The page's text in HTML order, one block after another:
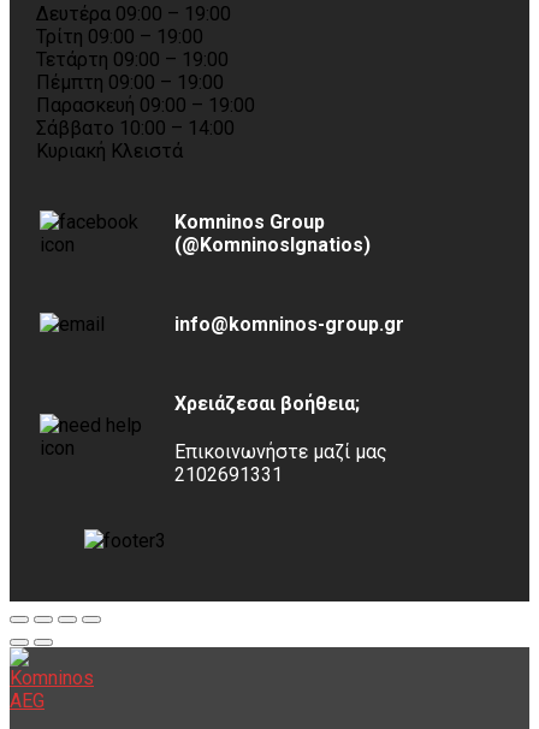
Δευτέρα 09:00 – 19:00
Τρίτη 09:00 – 19:00
Τετάρτη 09:00 – 19:00
Πέμπτη 09:00 – 19:00
Παρασκευή 09:00 – 19:00
Σάββατο 10:00 – 14:00
Κυριακή Κλειστά
Komninos Group
(@KomninosIgnatios)
info@komninos-group.gr
Χρειάζεσαι βοήθεια;
Επικοινωνήστε μαζί μας
2102691331